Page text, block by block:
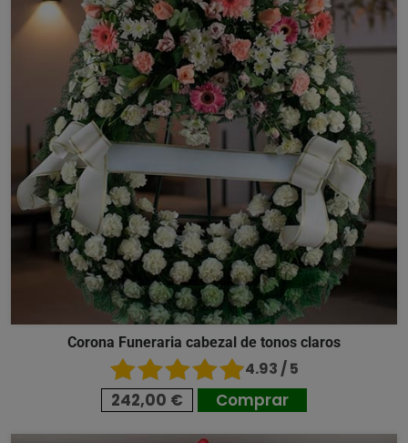
Corona Funeraria cabezal de tonos claros
4.93 / 5
242,00 € Comprar